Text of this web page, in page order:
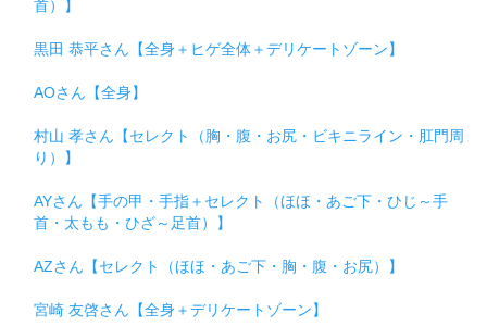
首）】
黒田 恭平さん【全身＋ヒゲ全体＋デリケートゾーン】
AOさん【全身】
村山 孝さん【セレクト（胸・腹・お尻・ビキニライン・肛門周
り）】
AYさん【手の甲・手指＋セレクト（ほほ・あご下・ひじ～手
首・太もも・ひざ～足首）】
AZさん【セレクト（ほほ・あご下・胸・腹・お尻）】
宮崎 友啓さん【全身＋デリケートゾーン】